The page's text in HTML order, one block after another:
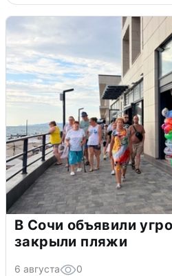
В Сочи объявили
закрыли пляжи
6 августа 0